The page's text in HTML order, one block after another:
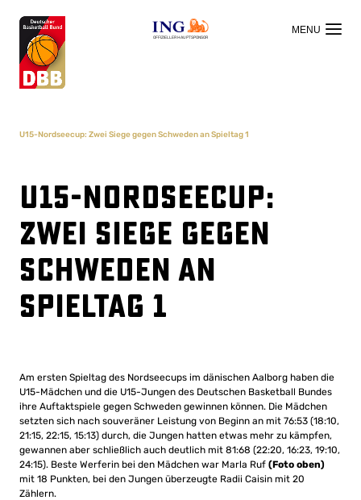
OFFIZIELLER HAUPTSPONSOR
U15-Nordseecup: Zwei Siege gegen Schweden an Spieltag 1
U15-Nordseecup:
Zwei Siege gegen
Schweden an
Spieltag 1
Am ersten Spieltag des Nordseecups im dänischen Aalborg haben die
U15-Mädchen und die U15-Jungen des Deutschen Basketball Bundes
ihre Auftaktspiele gegen Schweden gewinnen können. Die Mädchen
setzten sich nach souveräner Leistung von Beginn an mit 76:53 (18:10,
21:15, 22:15, 15:13) durch, die Jungen hatten etwas mehr zu kämpfen,
gewannen aber schließlich auch deutlich mit 81:68 (22:20, 16:23, 19:10,
24:15). Beste Werferin bei den Mädchen war Marla Ruf (Foto oben)
mit 18 Punkten, bei den Jungen überzeugte Radii Caisin mit 20
Zählern.